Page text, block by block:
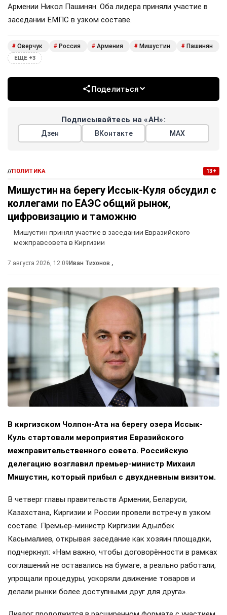
Армении Никол Пашинян. Оба лидера приняли участие в
заседании ЕМПС в узком составе.
# Оверчук # Россия # Армения # Мишустин # Пашинян
ЕЩЕ +3
Поделиться
Подписывайтесь на «АН»:
Дзен ВКонтакте МАХ
//ПОЛИТИКА 13+
Мишустин на берегу Иссык-Куля обсудил с
коллегами по ЕАЭС общий рынок,
цифровизацию и таможню
Мишустин принял участие в заседании Евразийского
межправсовета в Киргизии
7 августа 2026, 12:09Иван Тихонов ,
В киргизском Чолпон-Ата на берегу озера Иссык-
Куль стартовали мероприятия Евразийского
межправительственного совета. Российскую
делегацию возглавил премьер-министр Михаил
Мишустин, который прибыл с двухдневным визитом.
В четверг главы правительств Армении, Беларуси,
Казахстана, Киргизии и России провели встречу в узком
составе. Премьер-министр Киргизии Адылбек
Касымалиев, открывая заседание как хозяин площадки,
подчеркнул: «Нам важно, чтобы договорённости в рамках
соглашений не оставались на бумаге, а реально работали,
упрощали процедуры, ускоряли движение товаров и
делали рынки более доступными друг для друга».